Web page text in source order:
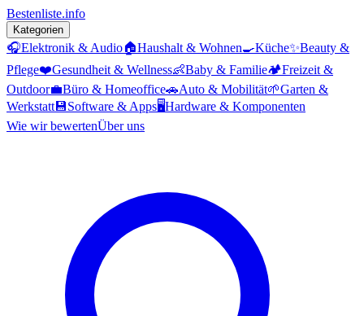
Bestenliste.info
Kategorien
🎧Elektronik & Audio🏠Haushalt & Wohnen🍳Küche✨Beauty &
Pflege❤️Gesundheit & Wellness👶Baby & Familie🏕️Freizeit &
Outdoor💼Büro & Homeoffice🚗Auto & Mobilität🌱Garten &
Werkstatt 💾Software & Apps🖥️Hardware & Komponenten
Wie wir bewertenÜber uns